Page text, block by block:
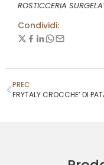
ROSTICCERIA
Condividi:
PREC